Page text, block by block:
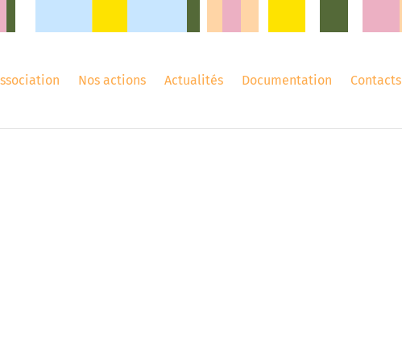
Nos actions Actualités Documentation Contacts